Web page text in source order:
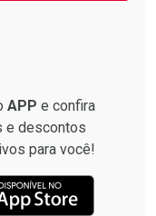
APP e confira
e descontos
para você!